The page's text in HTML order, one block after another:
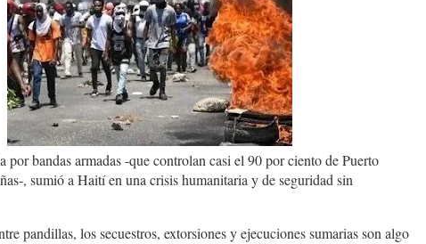
por bandas armadas -que controlan casi el 90 por ciento de Puerto
, sumió a Haití en una crisis humanitaria y de seguridad sin
pandillas, los secuestros, extorsiones y ejecuciones sumarias son algo